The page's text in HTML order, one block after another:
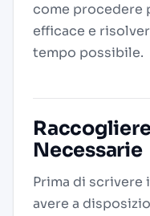
come procedere
efficace e
tempo possibile.
Necessarie
Prima di scrivere
avere a